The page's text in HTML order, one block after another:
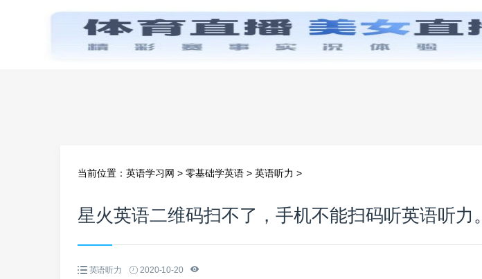
首页 零基础学英语 小学英语
当前位置： 英语学习网 > 零基础学英语 > 英语听力 >
星火英语二维码扫不了，手机不能扫码听英语听力。
英语听力 2020-10-20